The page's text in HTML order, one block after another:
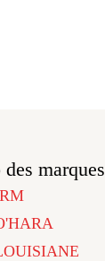
des marques